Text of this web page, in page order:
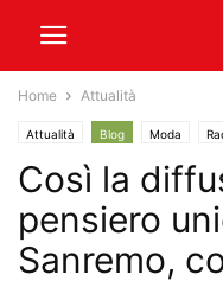
Home Attualità
Attualità Blog Moda
Così la
pensiero
Sanremo,